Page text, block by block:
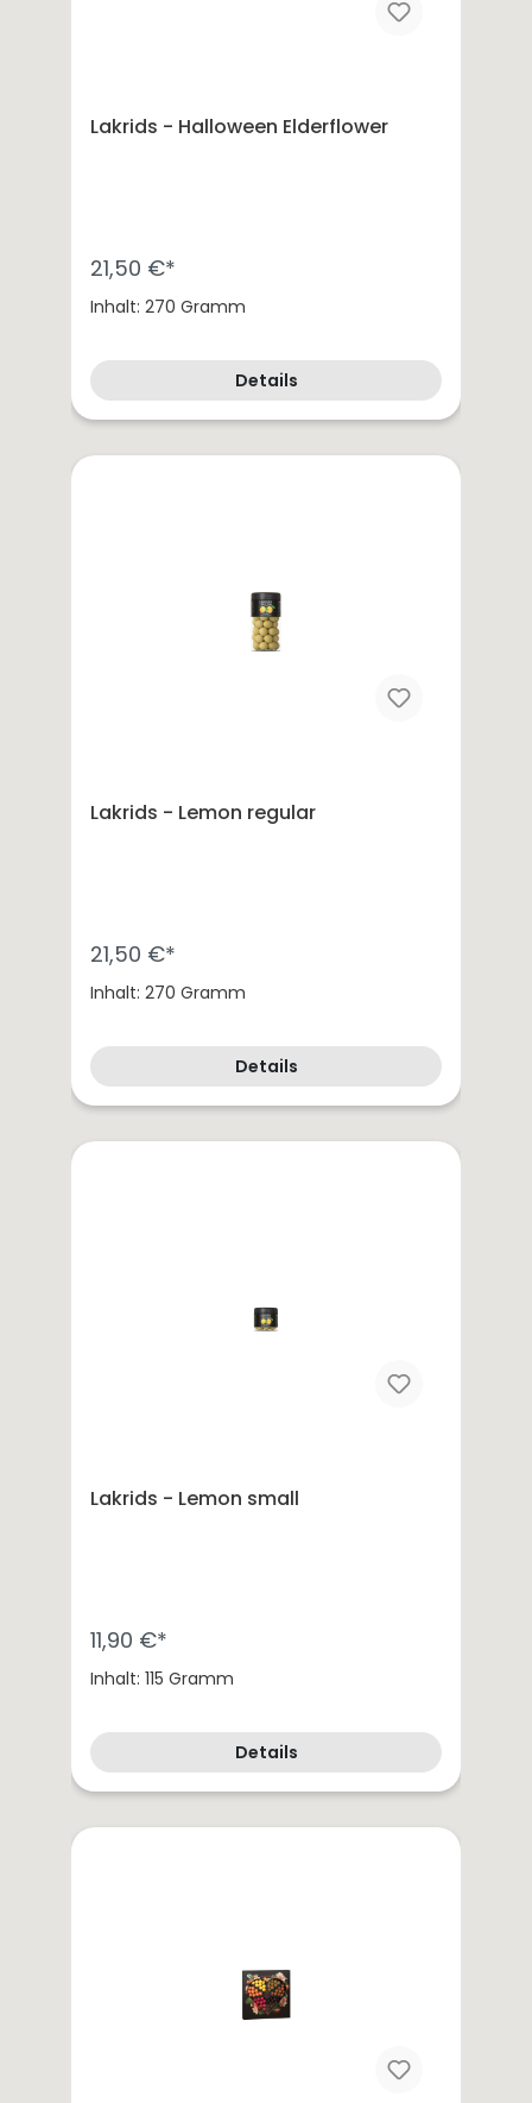
Lakrids - Halloween Elderflower
21,50 €*
Inhalt: 270 Gramm
Details
Lakrids - Lemon regular
21,50 €*
Inhalt: 270 Gramm
Details
Lakrids - Lemon small
11,90 €*
Inhalt: 115 Gramm
Details